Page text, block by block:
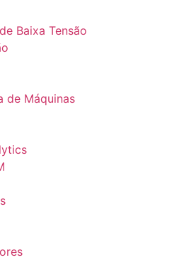
Baixa Tensão
de Máquinas